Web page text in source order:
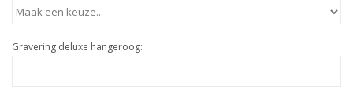
Gravering deluxe hangeroog: